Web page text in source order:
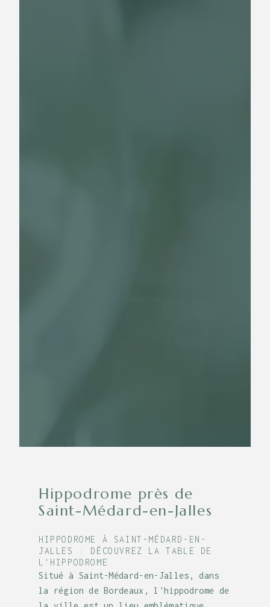
Hippodrome près de
Saint-Médard-en-Jalles
HIPPODROME À SAINT-MÉDARD-EN-
JALLES : DÉCOUVREZ LA TABLE DE
L'HIPPODROME
Situé à Saint-Médard-en-Jalles, dans
la région de Bordeaux, l'hippodrome de